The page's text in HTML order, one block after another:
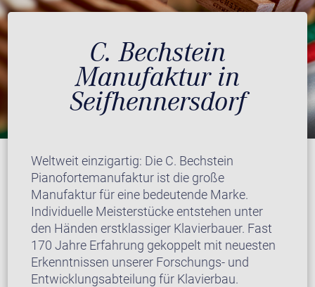
C. Bechstein
Manufaktur in
Seifhennersdorf
Weltweit einzigartig: Die C. Bechstein
Pianofortemanufaktur ist die große
Manufaktur für eine bedeutende Marke.
Individuelle Meisterstücke entstehen unter
den Händen erstklassiger Klavierbauer. Fast
170 Jahre Erfahrung gekoppelt mit neuesten
Erkenntnissen unserer Forschungs- und
Entwicklungsabteilung für Klavierbau.